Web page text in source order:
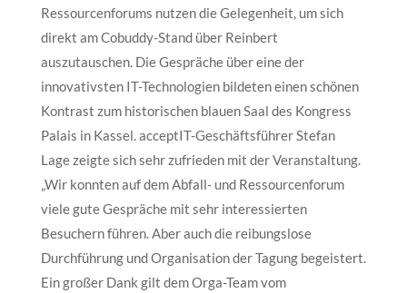
Ressourcenforums nutzen die Gelegenheit, um sich
direkt am Cobuddy-Stand über Reinbert
auszutauschen. Die Gespräche über eine der
innovativsten IT-Technologien bildeten einen schönen
Kontrast zum historischen blauen Saal des Kongress
Palais in Kassel. acceptIT-Geschäftsführer Stefan
Lage zeigte sich sehr zufrieden mit der Veranstaltung.
„Wir konnten auf dem Abfall- und Ressourcenforum
viele gute Gespräche mit sehr interessierten
Besuchern führen. Aber auch die reibungslose
Durchführung und Organisation der Tagung begeistert.
Ein großer Dank gilt dem Orga-Team vom